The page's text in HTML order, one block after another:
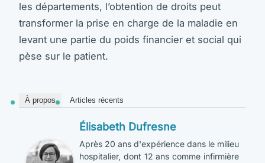
les départements, l’obtention de droits peut
transformer la prise en charge de la maladie en
levant une partie du poids financier et social qui
pèse sur le patient.
À propos Articles récents
Élisabeth Dufresne
Après 20 ans d'expérience dans le milieu
hospitalier, dont 12 ans comme infirmière